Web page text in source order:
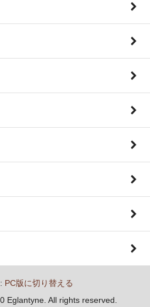
PC版に切り替える
Eglantyne. All rights reserved.